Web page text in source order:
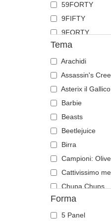
Fenicottero
Foca
Formica
Gabbiano
Gallo
Gatto
Ghepardo
Granchio
Gufo
Ippopotamo
Labrador
Leone
Leonessa
Libellula
Lucciola
Lucertola
59FORTY
9FIFTY
9FORTY
9FORTY APEX
9FORTY M-
9SEVENTY
9TWENTY
A Frame
Casual Classic
E Frame
Open Back
Runner
The 90s
The Ball
The Retro
The Snap
Tema
Arachidi
Assassin's
Asterix il Gallico
Barbie
Beasts
Beetlejuice
Birra
Campioni:
Cattivissimo me
Chupa Chups
Città e Spiagge
Cocktail
Forma
5 Panel